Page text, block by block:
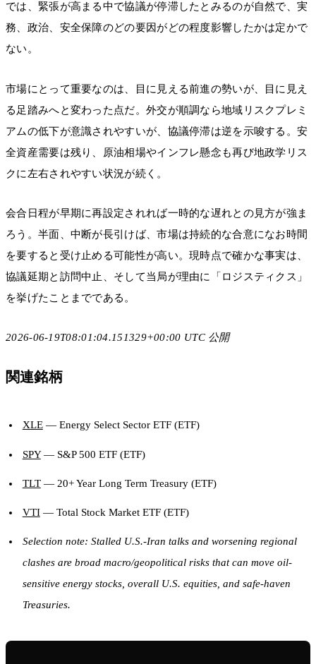
では、緊張が高まる中で協議が停滞したとみるのが自然で、実
務、政治、安全保障のどの要因がどの程度影響したかは定かで
ない。
市場にとって重要なのは、目に見える前進の勢いが、目に見え
る足踏みへと変わった点だ。外交が順調なら地域リスクプレミ
アムの低下が意識されやすいが、協議停滞は逆を示唆する。安
全資産需要は残り、原油相場やインフレ懸念も再び地政学リス
クに左右されやすい状況が続く。
会合日程が早期に再設定されれば一時的な遅れとの見方が強ま
ろう。半面、中断が長引けば、市場は持続的な合意になお時間
を要すると受け止める可能性が高い。現時点で確かな事実は、
協議延期と訪問中止、そして当局が理由に「ロジスティクス」
を挙げたことまでである。
2026-06-19T08:01:04.151329+00:00 UTC 公開
関連銘柄
XLE— Energy Select Sector ETF (ETF)
SPY— S&P 500 ETF (ETF)
TLT— 20+ Year Long Term Treasury (ETF)
VTI— Total Stock Market ETF (ETF)
Selection note: Stalled U.S.-Iran talks and worsening regional
clashes are broad macro/geopolitical risks that can move oil-
sensitive energy stocks, overall U.S. equities, and safe-haven
Treasuries.